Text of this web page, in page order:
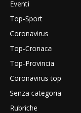
Eventi
Top-Sport
Coronavirus
Top-Cronaca
Top-Provincia
Coronavirus top
Senza categoria
Rubriche